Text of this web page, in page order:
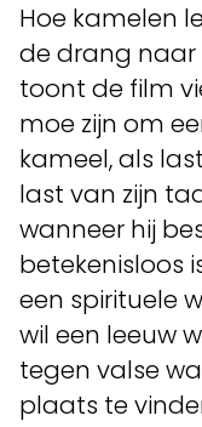
Hoe kamelen
de drang naar
toont de film
moe zijn om
kameel, als
last van zijn
wanneer hij
betekenisloos
een spirituele
wil een leeuw
tegen valse
plaats te